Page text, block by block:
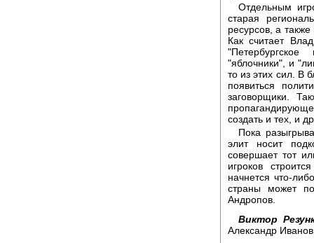
Отдельным
старая
ресурсов, а
Как считает
"яблочники", и
то из этих сил. В
появиться
заговорщики.
создать и тех, и
Пока
элит носит
совершает тот
игроков
начнется что-
страны может
Андропов.
Виктор
Александр